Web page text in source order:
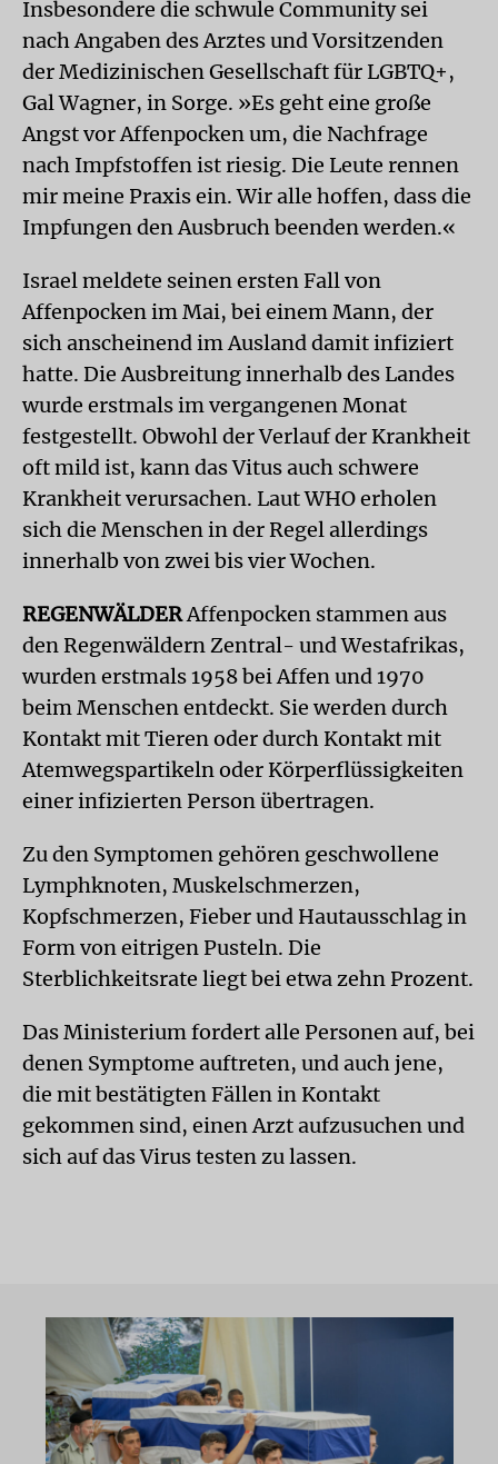
Insbesondere die schwule Community sei
nach Angaben des Arztes und Vorsitzenden
der Medizinischen Gesellschaft für LGBTQ+,
Gal Wagner, in Sorge. »Es geht eine große
Angst vor Affenpocken um, die Nachfrage
nach Impfstoffen ist riesig. Die Leute rennen
mir meine Praxis ein. Wir alle hoffen, dass die
Impfungen den Ausbruch beenden werden.«
Israel meldete seinen ersten Fall von
Affenpocken im Mai, bei einem Mann, der
sich anscheinend im Ausland damit infiziert
hatte. Die Ausbreitung innerhalb des Landes
wurde erstmals im vergangenen Monat
festgestellt. Obwohl der Verlauf der Krankheit
oft mild ist, kann das Vitus auch schwere
Krankheit verursachen. Laut WHO erholen
sich die Menschen in der Regel allerdings
innerhalb von zwei bis vier Wochen.
REGENWÄLDERAffenpocken stammen aus
den Regenwäldern Zentral- und Westafrikas,
wurden erstmals 1958 bei Affen und 1970
beim Menschen entdeckt. Sie werden durch
Kontakt mit Tieren oder durch Kontakt mit
Atemwegspartikeln oder Körperflüssigkeiten
einer infizierten Person übertragen.
Zu den Symptomen gehören geschwollene
Lymphknoten, Muskelschmerzen,
Kopfschmerzen, Fieber und Hautausschlag in
Form von eitrigen Pusteln. Die
Sterblichkeitsrate liegt bei etwa zehn Prozent.
Das Ministerium fordert alle Personen auf, bei
denen Symptome auftreten, und auch jene,
die mit bestätigten Fällen in Kontakt
gekommen sind, einen Arzt aufzusuchen und
sich auf das Virus testen zu lassen.